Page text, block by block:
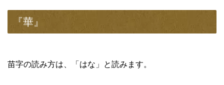
『華』
苗字の読み方は、「はな」と読みます。